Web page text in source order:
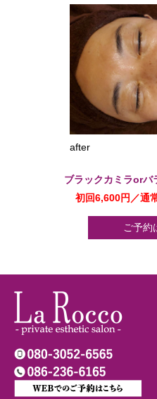
after
ブラックカミラorバ
初回6,600円／通
ご予約